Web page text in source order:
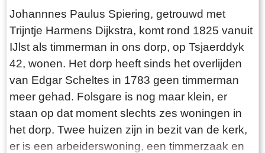
bringt in bod út fan fl 1661, - . Dit bod wurdt
ôfwezen en it pân wurdt út de ferkeap helle. Nei
it fertrek fan Lourens Lutgendorff yn maaie
1875, komt Albert de Hond as nije hierder yn it
bedriuwspân foar in termyn fan twa jier. Hy
betellet in oansjenlik leger hierbedrach fan fl
140, - yn it jier. Twijnstra wol dochs fan it pân ôf
en yn 1876 komt it wer te keap. Petrus Jentjes
Greydanus, bouboer yn Easthim, wurdt foar fl
Johannnes Paulus Spiering, getrouwd met
Trijntje Harmens Dijkstra, komt rond 1825 vanuit
IJlst als timmerman in ons dorp, op Tsjaerddyk
42, wonen. Het dorp heeft sinds het overlijden
van Edgar Scheltes in 1783 geen timmerman
meer gehad. Folsgare is nog maar klein, er
staan op dat moment slechts zes woningen in
het dorp. Twee huizen zijn in bezit van de kerk,
er is een arbeiderswoning, een timmerzaak en